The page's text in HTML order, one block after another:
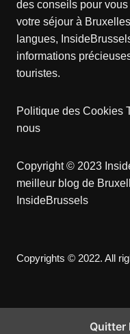
des conseils pour
votre séjour à
langues,
informations
touristes.
Politique des Cookies
nous
Copyright © 2023
meilleur blog de
InsideBrussels
Copyrights © 2022. All
Quitter